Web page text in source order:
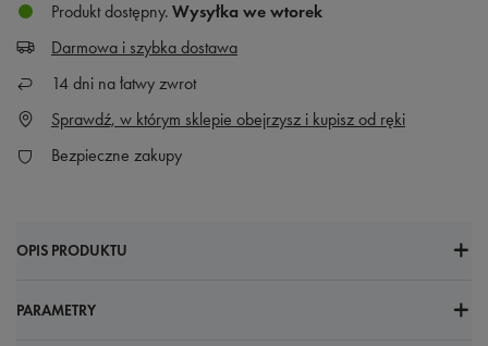
Produkt dostępny Wysyłka we wtorek
Darmowa i szybka dostawa
14 dni na łatwy zwrot
Sprawdź, w którym sklepie obejrzysz i kupisz od ręki
Bezpieczne zakupy
OPIS PRODUKTU
PARAMETRY